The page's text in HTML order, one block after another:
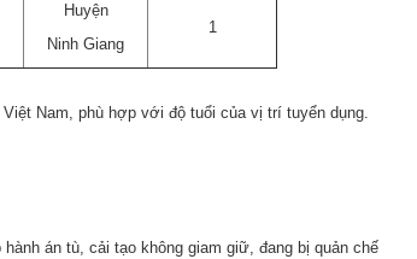
Huyện
Ninh Giang
1
Nam, phù hợp với độ tuổi của vị trí tuyển dụng.
án tù, cải tạo không giam giữ, đang bị quản chế